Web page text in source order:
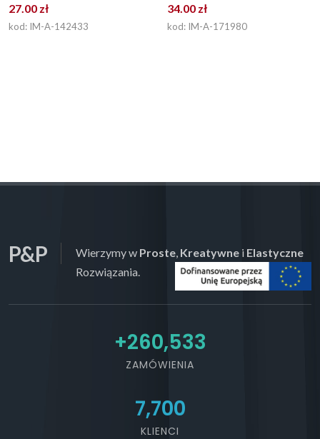
27.00 zł
kod: IM-A-142433
34.00 zł
kod: IM-A-171980
P&P Wierzymy w Proste, Kreatywne i Elastyczne
Rozwiązania.
+292,107
ZAMÓWIENIA
7,700
KLIENCI